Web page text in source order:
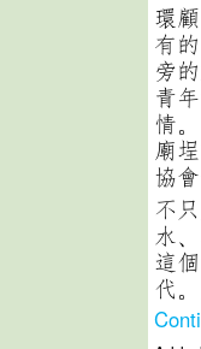
環
有
旁
青
情
廟
協
不
水
這
代